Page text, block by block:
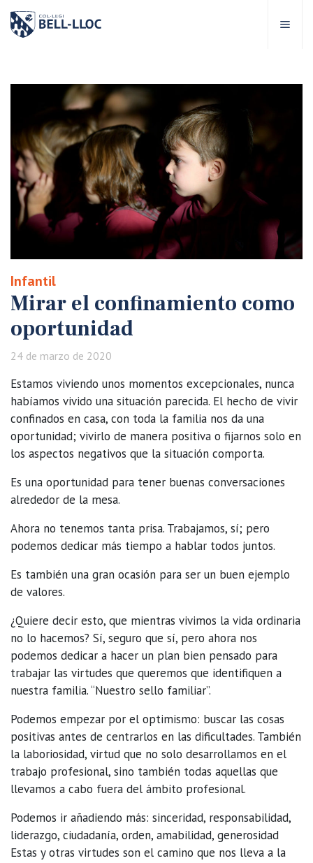
Bell-lloc
Educativo
educativas
Escolares
Bell-lloc
Infantil
Mirar el confinamiento como
oportunidad
24 de marzo de 2020
Estamos viviendo unos momentos excepcionales, nunca
habíamos vivido una situación parecida. El hecho de vivir
confinados en casa, con toda la familia nos da una
oportunidad; vivirlo de manera positiva o fijarnos solo en
los aspectos negativos que la situación comporta.
Es una oportunidad para tener buenas conversaciones
alrededor de la mesa.
Ahora no tenemos tanta prisa. Trabajamos, sí; pero
podemos dedicar más tiempo a hablar todos juntos.
Es también una gran ocasión para ser un buen ejemplo
de valores.
¿Quiere decir esto, que mientras vivimos la vida ordinaria
no lo hacemos? Sí, seguro que sí, pero ahora nos
podemos dedicar a hacer un plan bien pensado para
trabajar las virtudes que queremos que identifiquen a
nuestra familia. “Nuestro sello familiar”.
Podemos empezar por el optimismo: buscar las cosas
positivas antes de centrarlos en las dificultades. También
la laboriosidad, virtud que no solo desarrollamos en el
trabajo profesional, sino también todas aquellas que
llevamos a cabo fuera del ámbito profesional.
Podemos ir añadiendo más: sinceridad, responsabilidad,
liderazgo, ciudadanía, orden, amabilidad, generosidad
Estas y otras virtudes son el camino que nos lleva a la